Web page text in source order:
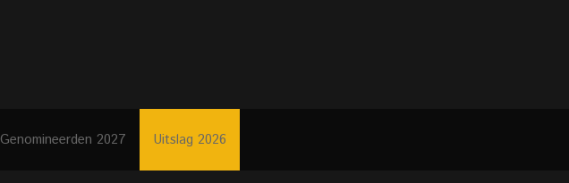
Genomineerden 2027 Uitslag 2026